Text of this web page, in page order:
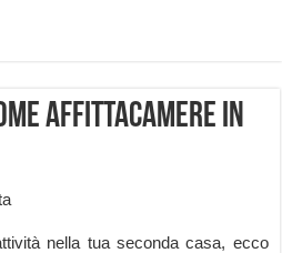
Affittacamere in
nella tua seconda casa, ecco